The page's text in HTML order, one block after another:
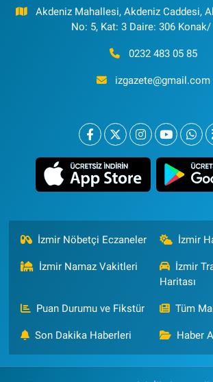
Akdeniz Mahallesi, Akdeniz Caddesi,
No: 5, Kat: 3 Daire: 306
0232 483 05 85
izgazete@gmail.com
İzmir Nöbetçi Eczaneler İzmir
İzmir Namaz Vakitleri
İzmir
Haritası
Puan Durumu ve Fikstür Tüm
Son Dakika Haberleri Haber